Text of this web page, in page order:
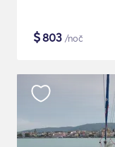
$803 /noč